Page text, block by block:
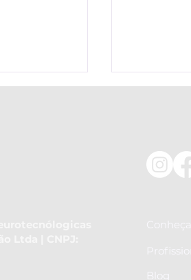
novo jogo
Blog